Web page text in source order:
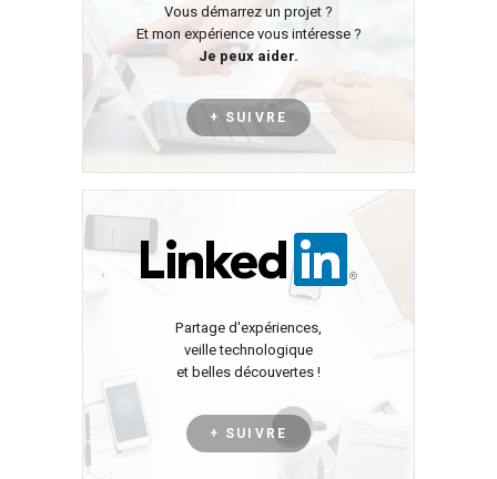
Vous démarrez un projet ?
Et mon expérience vous intéresse ?
Je peux aider.
+ SUIVRE
Partage d'expériences,
veille technologique
et belles découvertes !
+ SUIVRE